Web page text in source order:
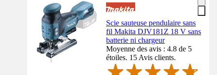
Scie sauteuse pendulaire sans
fil Makita DJV181Z 18 V sans
batterie ni chargeur
Moyenne des avis : 4.8 de 5
étoiles. 15 Avis clients.